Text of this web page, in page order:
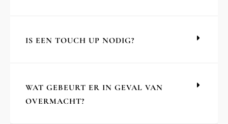
IS EEN TOUCH UP NODIG?
WAT GEBEURT ER IN GEVAL VAN
OVERMACHT?